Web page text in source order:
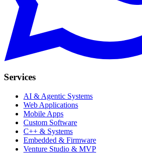
Services
AI & Agentic Systems
Web Applications
Mobile Apps
Custom Software
C++ & Systems
Embedded & Firmware
Venture Studio & MVP